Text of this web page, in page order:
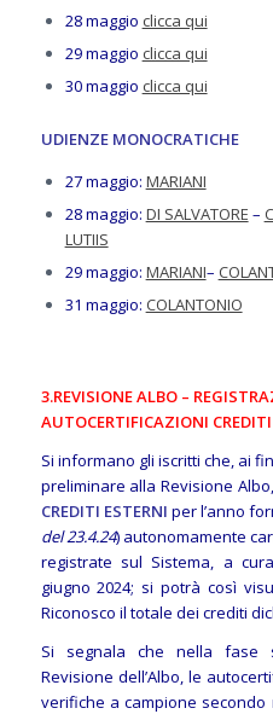
28 maggio clicca qui
29 maggio clicca qui
30 maggio clicca qui
UDIENZE MONOCRATICHE
27 maggio: MARIANI
28 maggio: DI SALVATORE –
LUTIIS
29 maggio: MARIANI–
31 maggio: COLANTONIO
3.REVISIONE ALBO –
AUTOCERTIFICAZIONI
Si informano gli iscritti che, ai
preliminare alla Revisione
CREDITI ESTERNI per l’anno
del 23.4.24) autonomamente
registrate sul Sistema, a
giugno 2024; si potrà così
Riconosco il totale dei crediti
Si segnala che nella fase
Revisione dell’Albo, le
verifiche a campione